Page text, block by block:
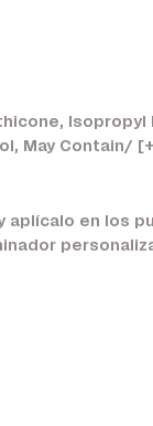
May Contain/
en los